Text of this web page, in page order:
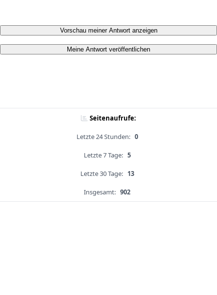
Vorschau meiner Antwort anzeigen
Meine Antwort veröffentlichen
Seitenaufrufe:
Letzte 24 Stunden: 0
Letzte 7 Tage: 5
Letzte 30 Tage: 13
Insgesamt: 902